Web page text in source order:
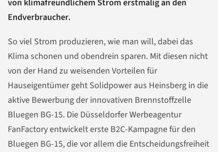
von klimafreundlichem Strom erstmalig an den
Endverbraucher.
So viel Strom produzieren, wie man will, dabei das
Klima schonen und obendrein sparen. Mit diesen nicht
von der Hand zu weisenden Vorteilen für
Hauseigentümer geht Solidpower aus Heinsberg in die
aktive Bewerbung der innovativen Brennstoffzelle
Bluegen BG-15. Die Düsseldorfer Werbeagentur
FanFactory entwickelt erste B2C-Kampagne für den
Bluegen BG-15, die vor allem die Entscheidungsfreiheit